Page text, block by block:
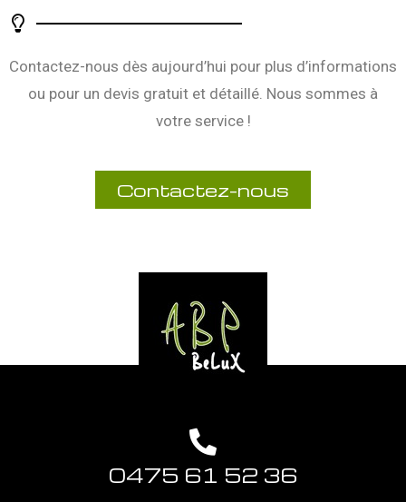
Contactez-nous dès aujourd’hui pour plus d’informations
ou pour un devis gratuit et détaillé. Nous sommes à
votre service !
Contactez-nous
0475 61 52 36